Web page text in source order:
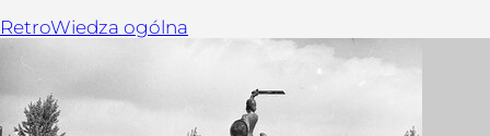
RetroWiedza ogólna